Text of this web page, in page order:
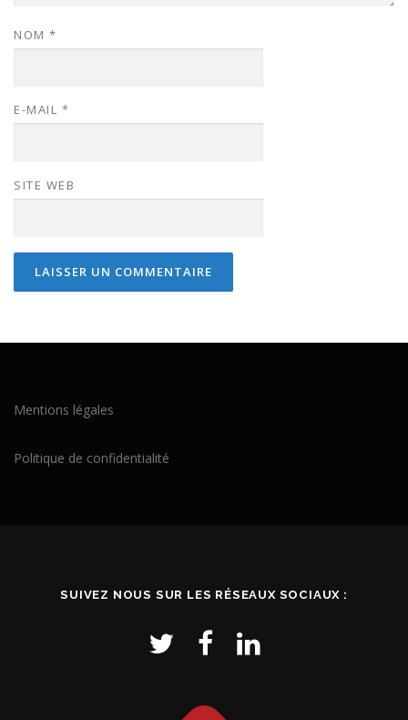
NOM *
E-MAIL *
SITE WEB
Mentions légales
Politique de confidentialité
SUIVEZ NOUS SUR LES RÉSEAUX SOCIAUX :